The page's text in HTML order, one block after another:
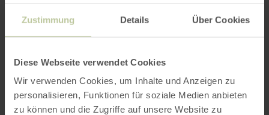
Zustimmung Details Über Cookies
Diese Webseite verwendet Cookies
Wir verwenden Cookies, um Inhalte und Anzeigen zu
personalisieren, Funktionen für soziale Medien anbieten
zu können und die Zugriffe auf unsere Website zu
Si vous avez des questions ou des souhaits
concernant des destinations spécifiques, nous
nous tenons à votre disposition à tout moment
réjouissons de vos demandes et y répondrons
immédiatement. Nous nous réjouissons de vous
accueillir bientôt sur l'un de nos circuits.